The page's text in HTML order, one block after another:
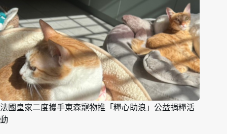
法國皇家二度攜手東森寵物推「糧心助浪」公益捐糧活
動